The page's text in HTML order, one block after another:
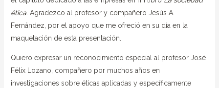
ética. Agradezco al profesor y compañero Jesús A.
Fernández, por el apoyo que me ofreció en su día en la
maquetación de esta presentación.
Quiero expresar un reconocimiento especial al profesor José
Félix Lozano, compañero por muchos años en
investigaciones sobre éticas aplicadas y específicamente